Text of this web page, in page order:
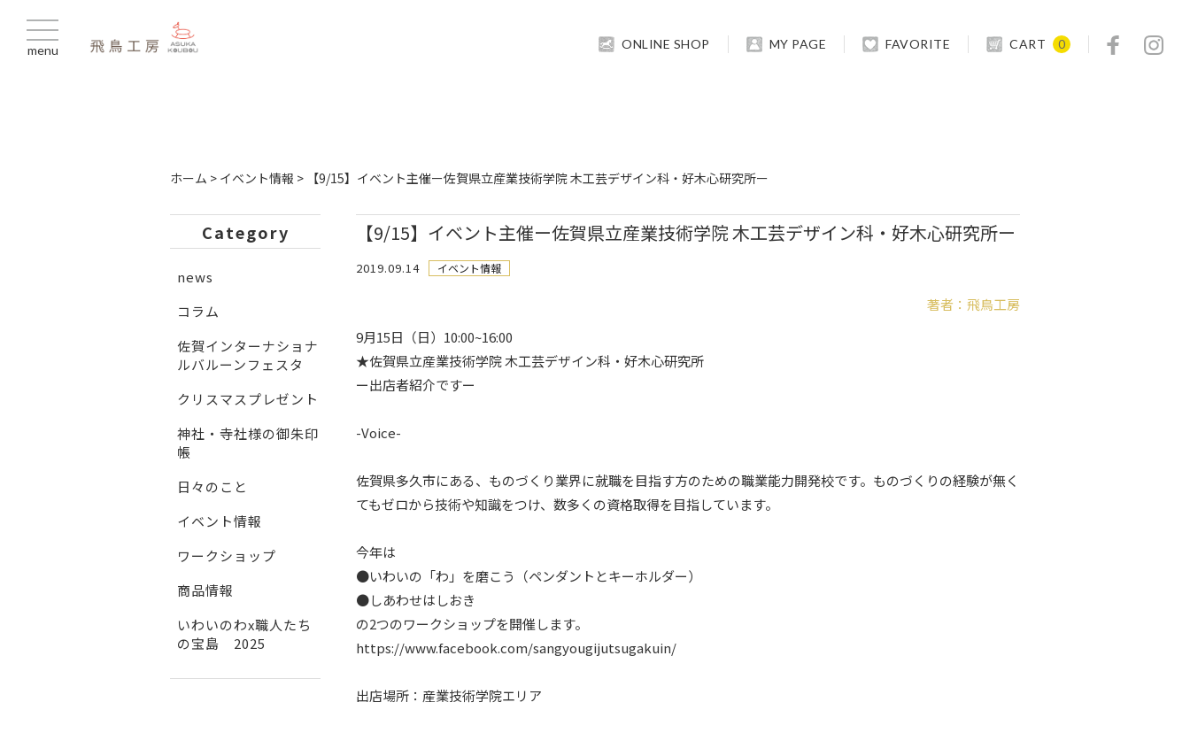
menu ONLINE SHOP MY PAGE FAVORITE CART 0
ホーム > イベント情報 > 【9/15】イベント主催ー佐賀県立産業技術学院 木工芸デザイン科・好木心研究所ー
【9/15】イベント主催ー佐賀県立産業技術学院 木工芸デザイン科・好木心研究所ー
2019.09.14 イベント情報
著者：飛鳥工房
9月15日（日）10:00~16:00
★佐賀県立産業技術学院 木工芸デザイン科・好木心研究所
ー出店者紹介ですー
-Voice-
佐賀県多久市にある、ものづくり業界に就職を目指す方のための職業能力開発校です。ものづくりの経験が無く
てもゼロから技術や知識をつけ、数多くの資格取得を目指しています。
今年は
●いわいの「わ」を磨こう（ペンダントとキーホルダー）
●しあわせはしおき
の2つのワークショップを開催します。
https://www.facebook.com/sangyougijutsugakuin/
出店場所：産業技術学院エリア
Category
news
コラム
佐賀インターナショナ
ルバルーンフェスタ
クリスマスプレゼント
神社・寺社様の御朱印
帳
日々のこと
イベント情報
ワークショップ
商品情報
いわいのわx職人たち
の宝島 2025